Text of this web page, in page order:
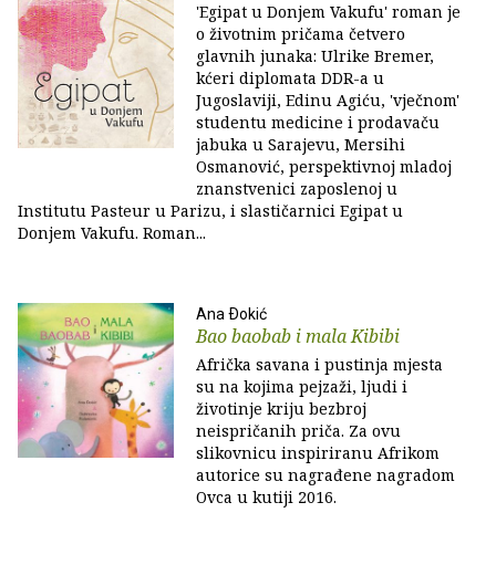
'Egipat u Donjem Vakufu' roman je
o životnim pričama četvero
glavnih junaka: Ulrike Bremer,
kćeri diplomata DDR-a u
Jugoslaviji, Edinu Agiću, 'vječnom'
studentu medicine i prodavaču
jabuka u Sarajevu, Mersihi
Osmanović, perspektivnoj mladoj
znanstvenici zaposlenoj u
Institutu Pasteur u Parizu, i slastičarnici Egipat u
Donjem Vakufu. Roman...
Ana Ðokić
Bao baobab i mala Kibibi
Afrička savana i pustinja mjesta
su na kojima pejzaži, ljudi i
životinje kriju bezbroj
neispričanih priča. Za ovu
slikovnicu inspiriranu Afrikom
autorice su nagrađene nagradom
Ovca u kutiji 2016.